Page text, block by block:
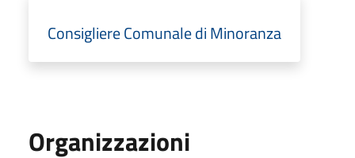
Consigliere Comunale di Minoranza
Organizzazioni